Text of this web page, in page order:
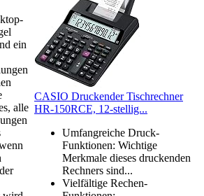
ein
alle
CASIO Druckender Tischrechner
HR-150RCE, 12-stellig...
Umfangreiche Druck-
Funktionen: Wichtige
Merkmale dieses druckenden
Rechners sind...
Vielfältige Rechen-